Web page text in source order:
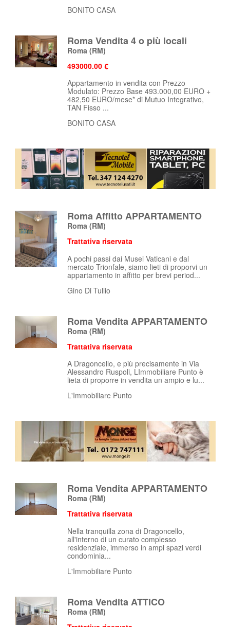
BONITO CASA
Roma Vendita 4 o più locali
Roma (RM)
493000.00 €
Appartamento in vendita con Prezzo
Modulato: Prezzo Base 493.000,00 EURO +
482,50 EURO/mese* di Mutuo Integrativo,
TAN Fisso ...
BONITO CASA
Roma Affitto APPARTAMENTO
Roma (RM)
Trattativa riservata
A pochi passi dai Musei Vaticani e dal
mercato Trionfale, siamo lieti di proporvi un
appartamento in affitto per brevi period...
Gino Di Tullio
Roma Vendita APPARTAMENTO
Roma (RM)
Trattativa riservata
A Dragoncello, e più precisamente in Via
Alessandro Ruspoli, LImmobiliare Punto è
lieta di proporre in vendita un ampio e lu...
L'Immobiliare Punto
Roma Vendita APPARTAMENTO
Roma (RM)
Trattativa riservata
Nella tranquilla zona di Dragoncello,
all'interno di un curato complesso
residenziale, immerso in ampi spazi verdi
condominia...
L'Immobiliare Punto
Roma Vendita ATTICO
Roma (RM)